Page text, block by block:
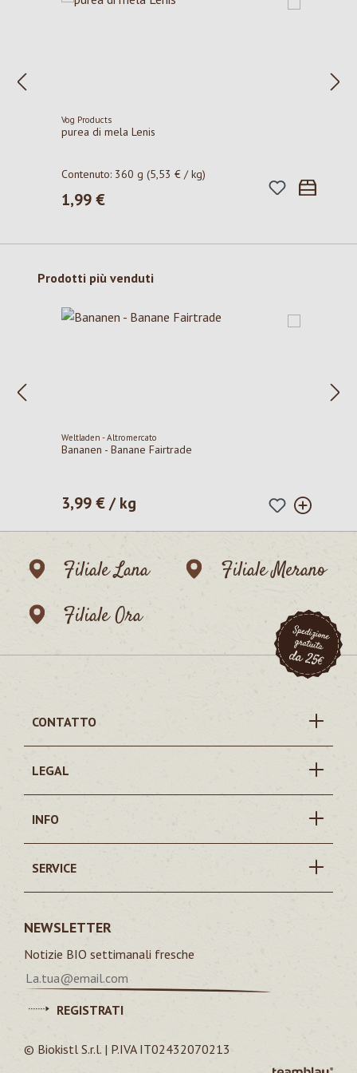
Vog Products
purea di mela Lenis
Contenuto: 360 g(5,53 € / kg)
Prezzo normale:
1,99 €
Salta la galleria dei prodotti
Prodotti più venduti
Weltladen - Altromercato
Bananen - Banane Fairtrade
Prezzo normale:
3,99 € / kg
Filiale Lana
Filiale Merano
Filiale Ora
CONTATTO
LEGAL
INFO
SERVICE
NEWSLETTER
Notizie BIO settimanali fresche
REGISTRATI
© Biokistl S.r.l. | P.IVA IT02432070213